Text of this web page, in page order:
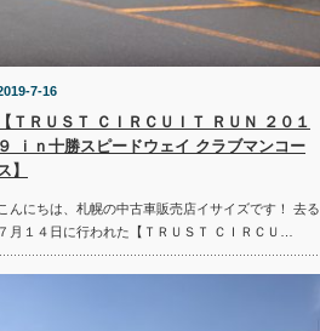
7-16
【ＴＲＵＳＴ ＣＩＲＣＵＩＴ ＲＵＮ ２０１
９ ｉｎ十勝スピードウェイ クラブマンコー
】
こんにちは、札幌の中古車販売店イサイズです！ 去る
７月１４日に行われた【ＴＲＵＳＴ ＣＩＲＣＵ…